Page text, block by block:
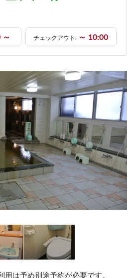
～ チェックアウト: ～ 10:00
用は予め別途予約が必要です。